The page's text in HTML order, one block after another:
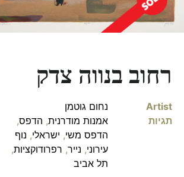
רחוב בנווה צדק
Artist
נחום גוטמן
תגיות
אמנות מודרנית, הדפס,
הדפס משי, ישראלי, נוף
עירוני, נייר, רפרודוקציות,
תל אביב